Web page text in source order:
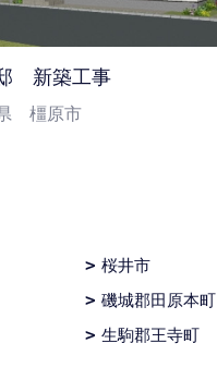
新築工事
橿原市
桜井市
磯城郡田原本町
生駒郡王寺町